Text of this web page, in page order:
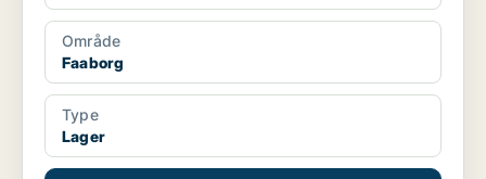
Område
Faaborg
Type
Lager